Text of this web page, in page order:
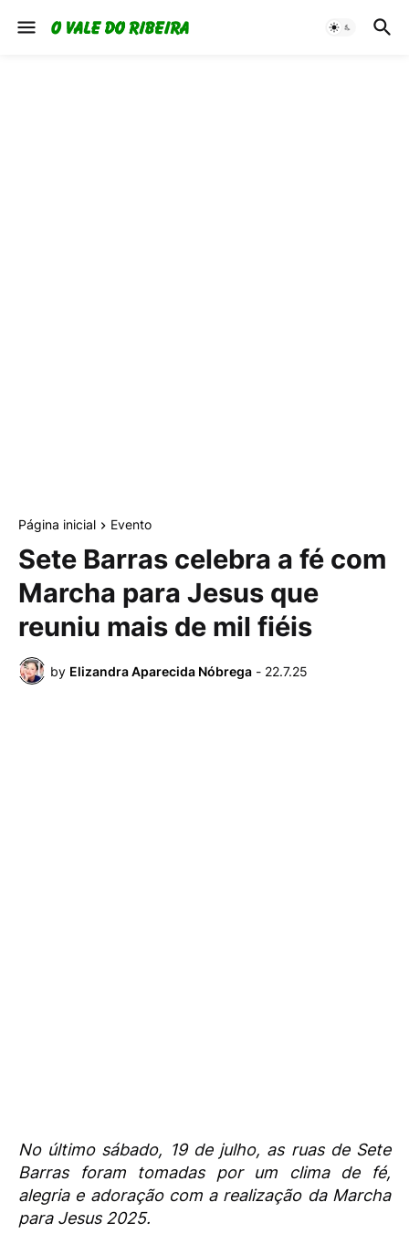
Página inicial Evento
Sete Barras celebra a fé com
Marcha para Jesus que
reuniu mais de mil fiéis
by Elizandra Aparecida Nóbrega - 22.7.25
No último sábado, 19 de julho, as ruas de Sete
Barras foram tomadas por um clima de fé,
alegria e adoração com a realização da Marcha
para Jesus 2025.